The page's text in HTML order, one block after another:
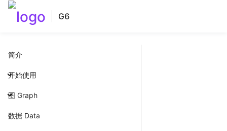
G6
简介
开始使用
图 Graph
数据 Data